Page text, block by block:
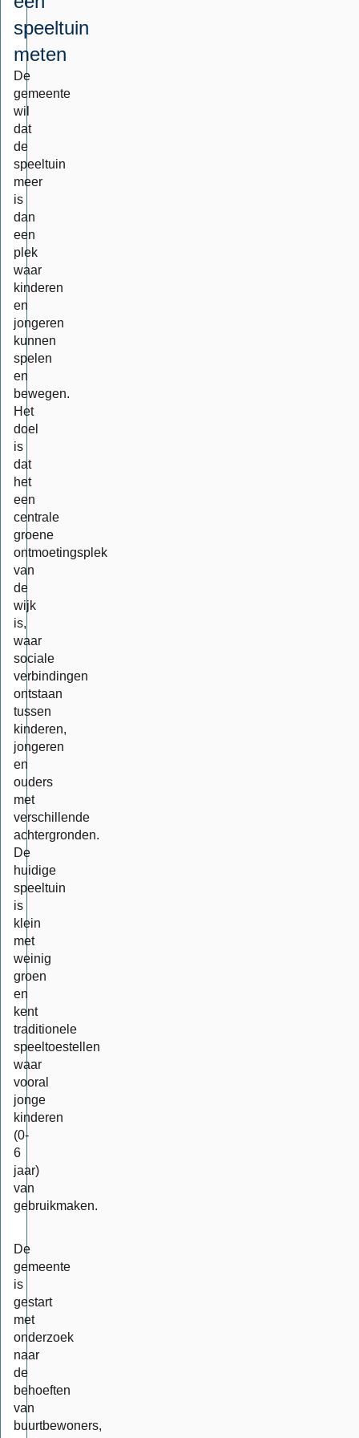
speeltuin
meten
De
gemeente
wil
dat
de
speeltuin
meer
is
dan
een
plek
waar
kinderen
en
jongeren
kunnen
spelen
en
bewegen.
Het
doel
is
dat
het
een
centrale
groene
ontmoetingsplek
van
de
wijk
is,
waar
sociale
verbindingen
ontstaan
tussen
kinderen,
jongeren
en
ouders
met
verschillende
achtergronden.
De
huidige
speeltuin
is
klein
met
weinig
groen
en
kent
traditionele
speeltoestellen
waar
vooral
jonge
kinderen
(0-
6
jaar)
van
gebruikmaken.
De
gemeente
is
gestart
met
onderzoek
naar
de
behoeften
van
buurtbewoners,